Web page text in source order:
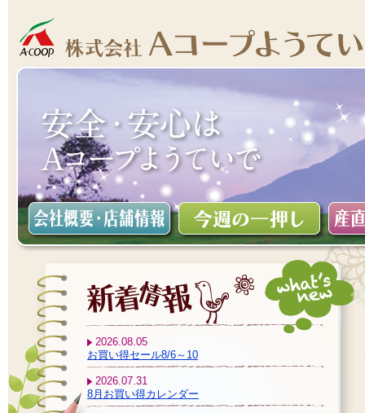
2026.08.05
お買い得セール8/6～10
2026.07.31
8月お買い得カレンダー